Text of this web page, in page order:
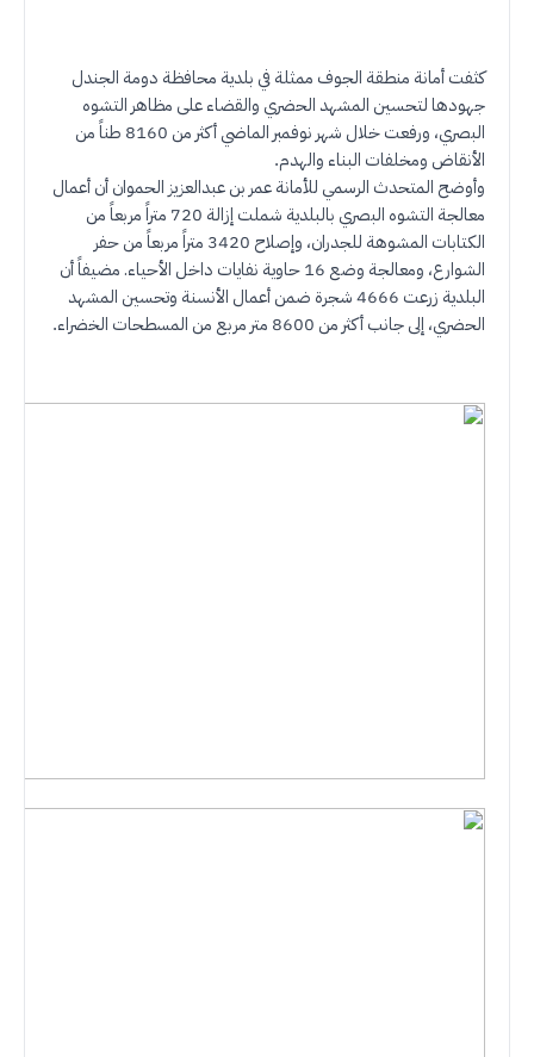
كثفت أمانة منطقة الجوف ممثلة في بلدية محافظة دومة الجندل
جهودها لتحسين المشهد الحضري والقضاء على مظاهر التشوه
البصري، ورفعت خلال شهر نوفمبر الماضي أكثر من 8160 طناً من
الأنقاض ومخلفات البناء والهدم.
وأوضح المتحدث الرسمي للأمانة عمر بن عبدالعزيز الحموان أن أعمال
معالجة التشوه البصري بالبلدية شملت إزالة 720 متراً مربعاً من
الكتابات المشوهة للجدران، وإصلاح 3420 متراً مربعاً من حفر
الشوارع، ومعالجة وضع 16 حاوية نفايات داخل الأحياء. مضيفاً أن
البلدية زرعت 4666 شجرة ضمن أعمال الأنسنة وتحسين المشهد
الحضري، إلى جانب أكثر من 8600 متر مربع من المسطحات الخضراء
.